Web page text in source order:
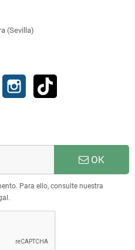
(Sevilla)
Instagram
OK
Para ello, consulte nuestra